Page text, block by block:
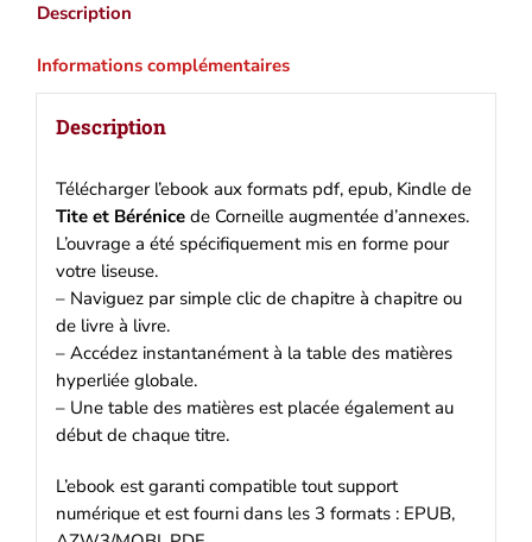
pdf,
Description
Informations complémentaires
Description
Télécharger l’ebook aux formats pdf, epub, Kindle de
Tite et Bérénicede Corneille augmentée d’annexes.
L’ouvrage a été spécifiquement mis en forme pour
votre liseuse.
– Naviguez par simple clic de chapitre à chapitre ou
de livre à livre.
– Accédez instantanément à la table des matières
hyperliée globale.
– Une table des matières est placée également au
début de chaque titre.
L’ebook est garanti compatible tout support
numérique et est fourni dans les 3 formats : EPUB,